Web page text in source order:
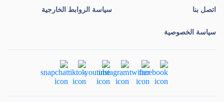
اتصل بنا سياسة الروابط الخارجية
سياسة الخصوصية